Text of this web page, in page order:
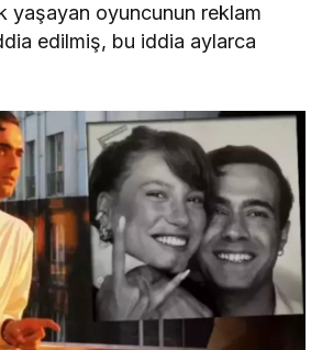
yaşayan oyuncunun reklam
edilmiş, bu iddia aylarca